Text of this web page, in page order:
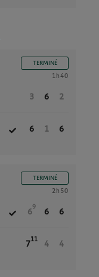
TERMINÉ
1h40
3 6 2
6 1 6
TERMINÉ
2h50
6
9
6 6
7
11
4 4